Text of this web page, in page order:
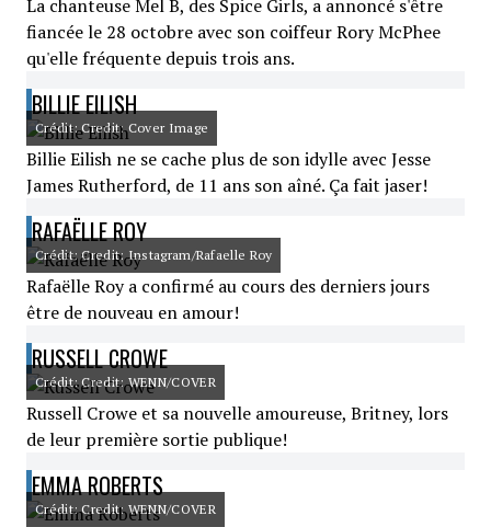
La chanteuse Mel B, des Spice Girls, a annoncé s'être
fiancée le 28 octobre avec son coiffeur Rory McPhee
qu'elle fréquente depuis trois ans.
BILLIE EILISH
Crédit: Credit: Cover Image
Billie Eilish ne se cache plus de son idylle avec Jesse
James Rutherford, de 11 ans son aîné. Ça fait jaser!
RAFAËLLE ROY
Crédit: Credit: Instagram/Rafaelle Roy
Rafaëlle Roy a confirmé au cours des derniers jours
être de nouveau en amour!
RUSSELL CROWE
Crédit: Credit: WENN/COVER
Russell Crowe et sa nouvelle amoureuse, Britney, lors
de leur première sortie publique!
EMMA ROBERTS
Crédit: Credit: WENN/COVER